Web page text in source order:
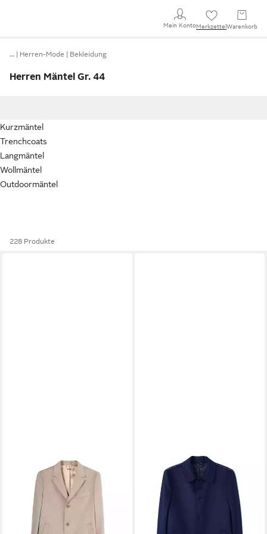
Mein KontoMerkzettel Warenkorb
… Herren-Mode Bekleidung
Herren Mäntel Gr. 44
Kurzmäntel
Trenchcoats
Langmäntel
Wollmäntel
Outdoormäntel
228 Produkte